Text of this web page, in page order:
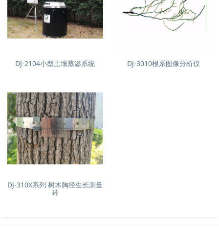
DJ-2104小型土壤蒸渗系统 DJ-3010根系图像分析仪
DJ-310X系列 树木胸径生长测量
环